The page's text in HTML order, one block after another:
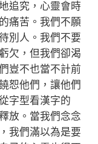
追究，心靈會時
痛苦。我們不願
別人。我們不要
欠，但我們卻渴
豈不也當不計前
恕他們，讓他們
字型看漢字的
放。當我們念念
我們滿以為是要